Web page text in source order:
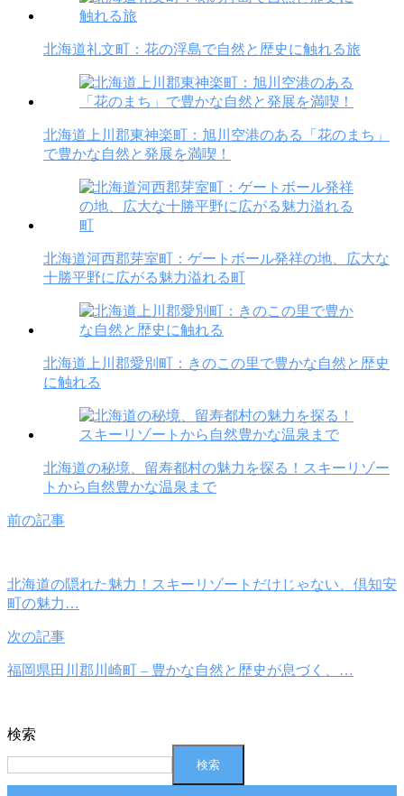
北海道礼文町：花の浮島で自然と歴史に触れる旅
北海道上川郡東神楽町：旭川空港のある「花のまち」
で豊かな自然と発展を満喫！
北海道河西郡芽室町：ゲートボール発祥の地、広大な
十勝平野に広がる魅力溢れる町
北海道上川郡愛別町：きのこの里で豊かな自然と歴史
に触れる
北海道の秘境、留寿都村の魅力を探る！スキーリゾー
トから自然豊かな温泉まで
前の記事
北海道の隠れた魅力！スキーリゾートだけじゃない、倶知安
町の魅力…
次の記事
福岡県田川郡川崎町 – 豊かな自然と歴史が息づく、…
検索
検索